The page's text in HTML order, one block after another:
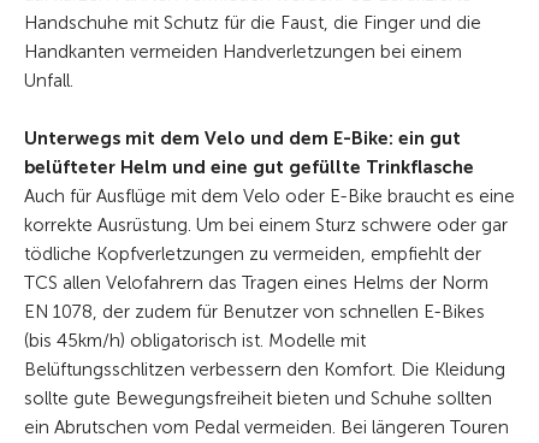
Handschuhe mit Schutz für die Faust, die Finger und die
Handkanten vermeiden Handverletzungen bei einem
Unfall.
Unterwegs mit dem Velo und dem E-Bike: ein gut
belüfteter Helm und eine gut gefüllte Trinkflasche
Auch für Ausflüge mit dem Velo oder E-Bike braucht es eine
korrekte Ausrüstung. Um bei einem Sturz schwere oder gar
tödliche Kopfverletzungen zu vermeiden, empfiehlt der
TCS allen Velofahrern das Tragen eines Helms der Norm
EN 1078, der zudem für Benutzer von schnellen E-Bikes
(bis 45km/h) obligatorisch ist. Modelle mit
Belüftungsschlitzen verbessern den Komfort. Die Kleidung
sollte gute Bewegungsfreiheit bieten und Schuhe sollten
ein Abrutschen vom Pedal vermeiden. Bei längeren Touren